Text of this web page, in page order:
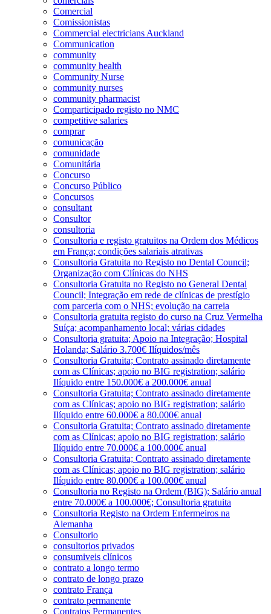
Comercial
Comissionistas
Commercial electricians Auckland
Communication
community
community health
Community Nurse
community nurses
community pharmacist
Comparticipado registo no NMC
competitive salaries
comprar
comunicação
comunidade
Comunitária
Concurso
Concurso Público
Concursos
consultant
Consultor
consultoria
Consultoria e registo gratuitos na Ordem dos Médicos
em França; condições salariais atrativas
Consultoria Gratuita no Registo no Dental Council;
Organização com Clínicas do NHS
Consultoria Gratuita no Registo no General Dental
Council; Integração em rede de clínicas de prestígio
com parceria com o NHS; evolução na carreia
Consultoria gratuita registo do curso na Cruz Vermelha
Suíça; acompanhamento local; várias cidades
Consultoria gratuita; Apoio na Integração; Hospital
Holanda; Salário 3.700€ Ilíquidos/mês
Consultoria Gratuita; Contrato assinado diretamente
com as Clínicas; apoio no BIG registration; salário
Ilíquido entre 150.000€ a 200.000€ anual
Consultoria Gratuita; Contrato assinado diretamente
com as Clínicas; apoio no BIG registration; salário
Ilíquido entre 60.000€ a 80.000€ anual
Consultoria Gratuita; Contrato assinado diretamente
com as Clínicas; apoio no BIG registration; salário
Ilíquido entre 70.000€ a 100.000€ anual
Consultoria Gratuita; Contrato assinado diretamente
com as Clínicas; apoio no BIG registration; salário
Ilíquido entre 80.000€ a 100.000€ anual
Consultoria no Registo na Ordem (BIG); Salário anual
entre 70.000€ a 100.000€; Consultoria gratuita
Consultoria Registo na Ordem Enfermeiros na
Alemanha
Consultorio
consultorios privados
consumiveis clínicos
contrato a longo termo
contrato de longo prazo
contrato França
contrato permanente
Contratos Permanentes